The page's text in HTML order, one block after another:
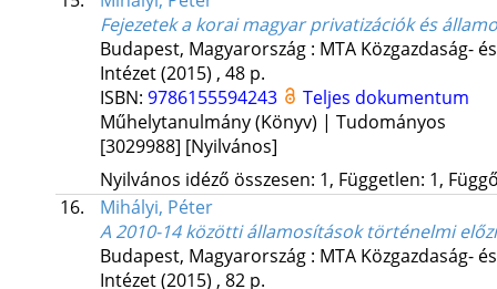
Fejezetek a korai magyar privatizációk és
Budapest, Magyarország : MTA Közgazdaság-
Intézet(2015) , 48 p.
ISBN: 9786155594243
Teljes dokumentum
Műhelytanulmány (Könyv) | Tudományos
[3029988] [Nyilvános]
Nyilvános idéző összesen: 1, Független: 1,
16.
Mihályi, Péter
A 2010-14 közötti államosítások történelmi
Budapest, Magyarország : MTA Közgazdaság-
Intézet(2015) , 82 p.